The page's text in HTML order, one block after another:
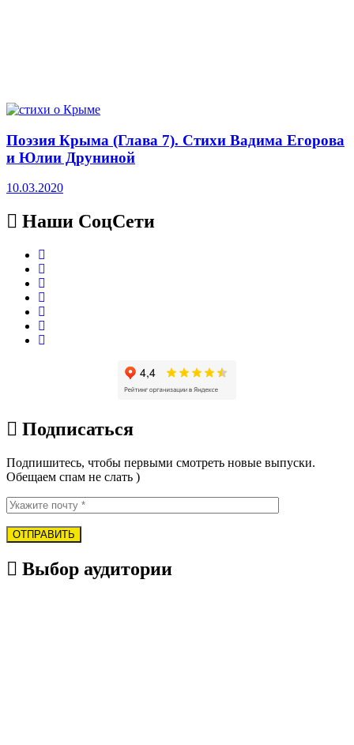
Поэзия Крыма (Глава 7). Стихи Вадима Егорова
и Юлии Друниной
10.03.2020
Наши СоцСети
Подписаться
Подпишитесь, чтобы первыми смотреть новые выпуски.
Обещаем спам не слать )
Выбор аудитории